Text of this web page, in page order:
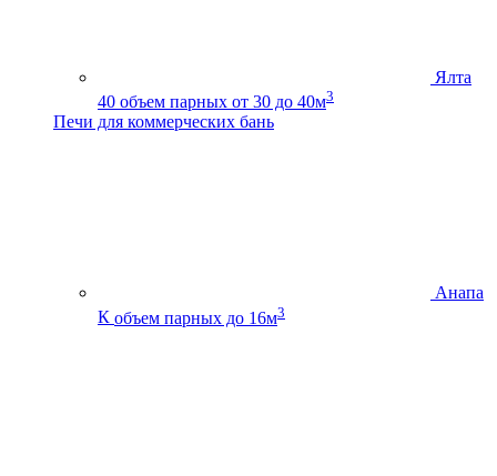
Ялта
40 объем парных от 30 до 40м3
Печи для коммерческих бань
Анапа
К объем парных до 16м3